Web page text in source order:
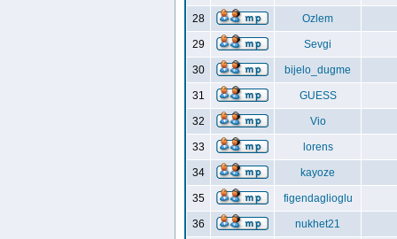
28 Ozlem
29 Sevgi
30 bijelo_dugme
31 GUESS
32 Vio
33 lorens
34 kayoze
35 figendaglioglu
36 nukhet21